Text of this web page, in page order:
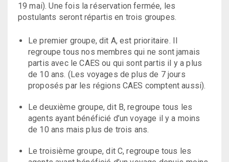
19 mai). Une fois la réservation fermée, les
postulants seront répartis en trois groupes.
Le premier groupe, dit A, est prioritaire. Il
regroupe tous nos membres qui ne sont jamais
partis avec le CAES ou qui sont partis il y a plus
de 10 ans. (Les voyages de plus de 7 jours
proposés par les régions CAES comptent aussi).
Le deuxième groupe, dit B, regroupe tous les
agents ayant bénéficié d’un voyage il y a moins
de 10 ans mais plus de trois ans.
Le troisième groupe, dit C, regroupe tous les